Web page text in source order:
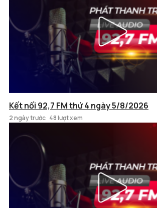
Kết nối 92,7 FM thứ 4 ngày 5/8/2026
2 ngày trước 48 lượt xem